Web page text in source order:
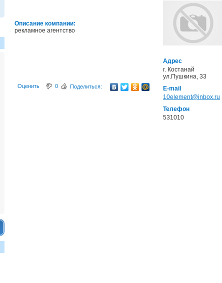
Описание компании:
рекламное агентство
Адрес
г. Костанай
ул.Пушкина, 33
E-mail
10element@inbox.ru
Телефон
531010
Оценить 0 Поделиться: